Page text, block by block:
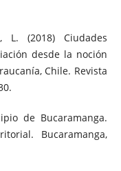
L. (2018) Ciudades
desde la noción
Chile. Revista
de Bucaramanga.
Bucaramanga,